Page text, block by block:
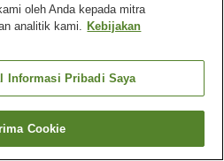
kamar
oleh Anda kepada mitra
analitik kami. Kebijakan
Informasi Pribadi Saya
Cookie